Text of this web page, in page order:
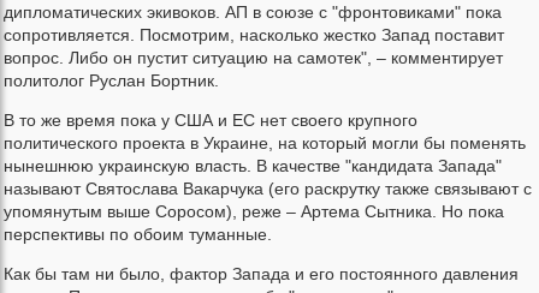
дипломатических экивоков. АП в союзе с "фронтовиками" пока
сопротивляется. Посмотрим, насколько жестко Запад поставит
вопрос. Либо он пустит ситуацию на самотек", – комментирует
политолог Руслан Бортник.
В то же время пока у США и ЕС нет своего крупного
политического проекта в Украине, на который могли бы поменять
нынешнюю украинскую власть. В качестве "кандидата Запада"
называют Святослава Вакарчука (его раскрутку также связывают с
упомянутым выше Соросом), реже – Артема Сытника. Но пока
перспективы по обоим туманные.
Как бы там ни было, фактор Запада и его постоянного давления